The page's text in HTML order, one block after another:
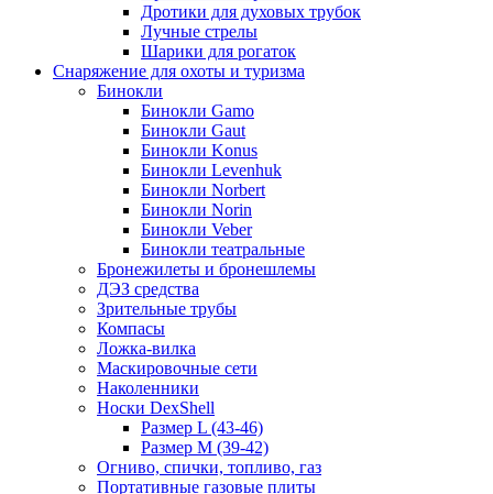
Дротики для духовых трубок
Лучные стрелы
Шарики для рогаток
Снаряжение для охоты и туризма
Бинокли
Бинокли Gamo
Бинокли Gaut
Бинокли Konus
Бинокли Levenhuk
Бинокли Norbert
Бинокли Norin
Бинокли Veber
Бинокли театральные
Бронежилеты и бронешлемы
ДЭЗ средства
Зрительные трубы
Компасы
Ложка-вилка
Маскировочные сети
Наколенники
Носки DexShell
Размер L (43-46)
Размер M (39-42)
Огниво, спички, топливо, газ
Портативные газовые плиты